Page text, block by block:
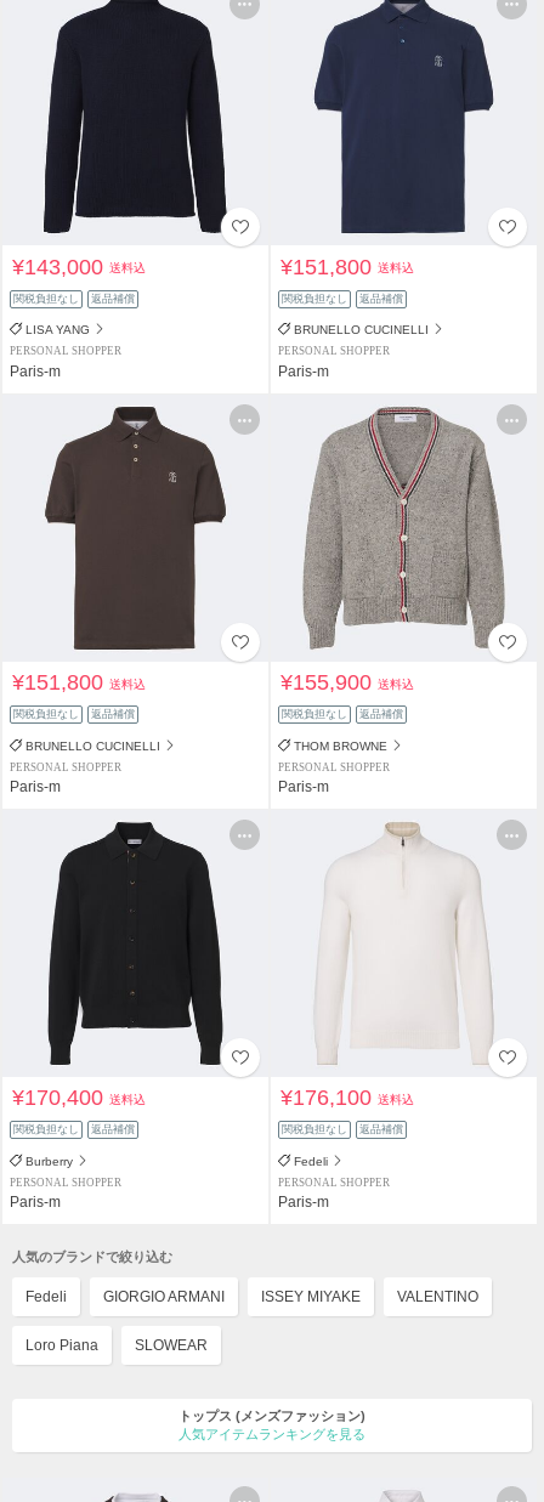
¥143,000送料込
関税負担なし 返品補償
LISA YANG
PERSONAL SHOPPER
Paris-m
¥151,800送料込
関税負担なし 返品補償
BRUNELLO CUCINELLI
PERSONAL SHOPPER
Paris-m
¥151,800送料込
関税負担なし 返品補償
BRUNELLO CUCINELLI
PERSONAL SHOPPER
Paris-m
¥155,900送料込
関税負担なし 返品補償
THOM BROWNE
PERSONAL SHOPPER
Paris-m
¥170,400送料込
関税負担なし 返品補償
Burberry
PERSONAL SHOPPER
Paris-m
¥176,100送料込
関税負担なし 返品補償
Fedeli
PERSONAL SHOPPER
Paris-m
人気のブランドで絞り込む
Fedeli GIORGIO ARMANI ISSEY MIYAKE VALENTINO
Loro Piana SLOWEAR
トップス (メンズファッション)
人気アイテムランキングを見る